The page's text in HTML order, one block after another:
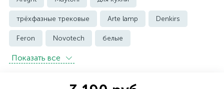
трёхфазные трековые Arte lamp Denkirs
Feron Novotech белые
встраиваемые трековые
Показать всe